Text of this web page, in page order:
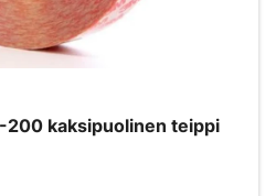
kaksipuolinen teippi